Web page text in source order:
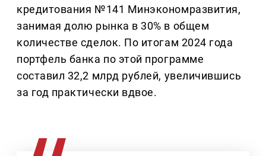
кредитования №141 Минэкономразвития,
занимая долю рынка в 30% в общем
количестве сделок. По итогам 2024 года
портфель банка по этой программе
составил 32,2 млрд рублей, увеличившись
за год практически вдвое.